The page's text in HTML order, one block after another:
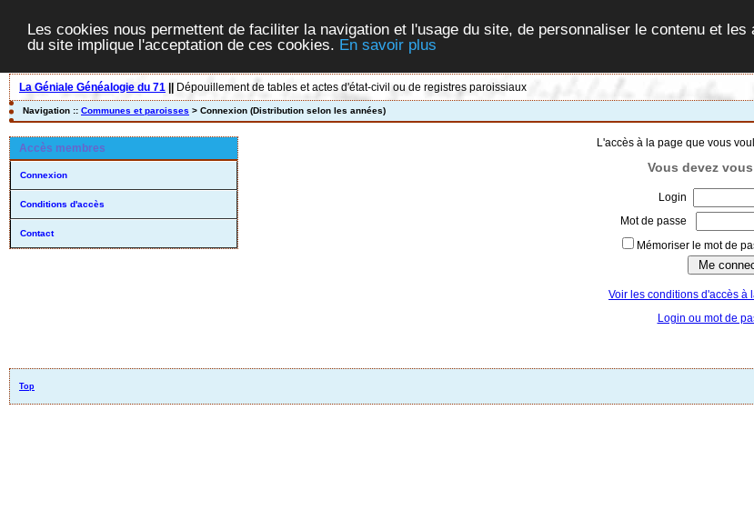
Les cookies nous permettent de faciliter la navigation et l'usage du site, de personnaliser le contenu et
du site implique l'acceptation de ces cookies. En savoir plus
La Géniale Généalogie du 71 Dépouillement de tables et actes d'état-civil ou de registres paroissiaux
Navigation :: Communes et paroisses > Connexion (Distribution selon les années)
Accès membres
Connexion
Conditions d'accès
Contact
L'accès à la page que vous
Vous devez
Login
Mot de passe
Mémoriser le mot de
Voir les conditions d'accès à
Login ou mot de
Top